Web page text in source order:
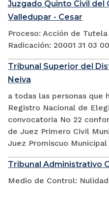
Juzgado Quinto Civil del
Valledupar - Cesar
Proceso: Acción de Tutela
Radicación: 20001 31 03
Tribunal Superior del
Neiva
a todas las personas que
Registro Nacional de
convocatoria No 22
de Juez Primero Civil
Juez Promiscuo Municipal
Tribunal Administrativo
Medio de Control: Nulidad